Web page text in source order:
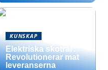
KUNSKAP
Elektriska skotrar:
Revolutionerar mat
leveranserna